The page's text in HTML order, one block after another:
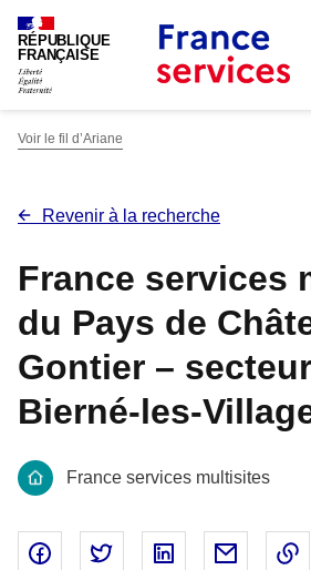
RÉPUBLIQUE
FRANÇAISE
Voir le fil d’Ariane
Revenir à la recherche
France services
du Pays de
Gontier –
Bierné-les-
France services multisites
Partager sur Facebook -
Partager sur Twitter -
Partager sur